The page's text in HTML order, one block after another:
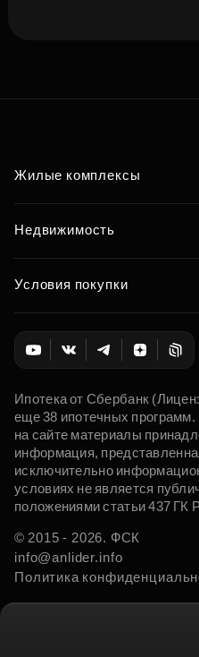
по удобным
Жилые комплексы
Недвижимость
Условия покупки
Ипотека от Сбербанк
еще 38 ипотечных
на сайте материалы
информация,
исключительно
условиях не является
положениями статьи 437 ГК
© 2015 - 2026. ФСК
info@anlider.info
Политика